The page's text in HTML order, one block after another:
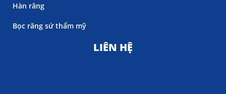
Hàn răng
Bọc răng sứ thẩm mỹ
LIÊN HỆ